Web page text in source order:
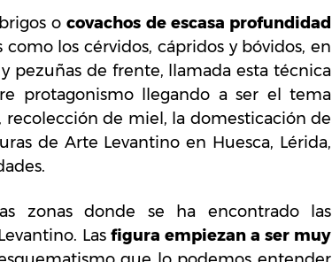
ocovachos de escasa profundidad
los cérvidos, cápridos y bóvidos, en
pezuñas de frente, llamada esta técnica
protagonismo llegando a ser el tema
recolección de miel, la domesticación de
de Arte Levantino en Huesca, Lérida,
zonas donde se ha encontrado las
Las figura empiezan a ser muy